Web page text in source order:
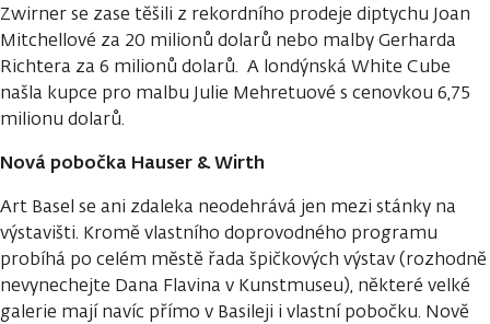
Zwirner se zase těšili z rekordního prodeje diptychu Joan
Mitchellové za 20 milionů dolarů nebo malby Gerharda
Richtera za 6 milionů dolarů. A londýnská White Cube
našla kupce pro malbu Julie Mehretuové s cenovkou 6,75
milionu dolarů.
Nová pobočka Hauser & Wirth
Art Basel se ani zdaleka neodehrává jen mezi stánky na
výstavišti. Kromě vlastního doprovodného programu
probíhá po celém městě řada špičkových výstav (rozhodně
nevynechejte Dana Flavina v Kunstmuseu), některé velké
galerie mají navíc přímo v Basileji i vlastní pobočku. Nově